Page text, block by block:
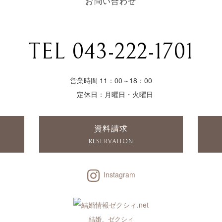
TEL 043-222-1701
営業時間 11：00～18：00
定休日：月曜日・火曜日
資料請求
RESERVATION
Instagram
結婚、ゼクシィ